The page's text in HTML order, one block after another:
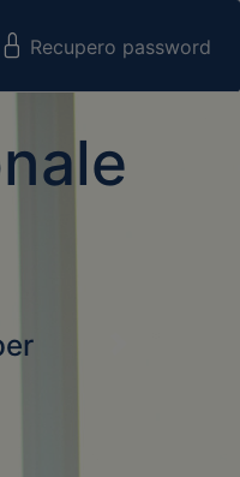
Recupero password